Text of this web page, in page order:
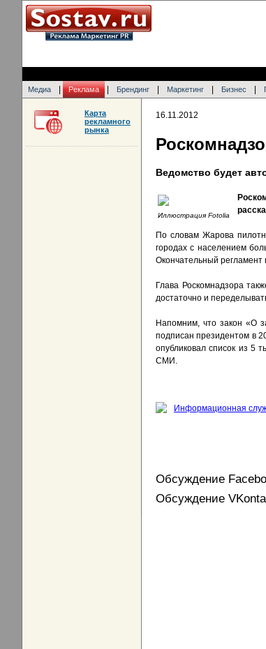
Медиа Реклама Брендинг Маркетинг Бизнес
16.11.2012
Ведомство будет
Иллюстрация Fotolia
По словам Жарова
городах с населением
Окончательный регламент
Глава Роскомнадзора
достаточно и
Напомним, что закон «О
подписан президентом в
опубликовал список из 5
СМИ.
Информационная
Обсуждение
Обсуждение
Карта
рекламного
рынка